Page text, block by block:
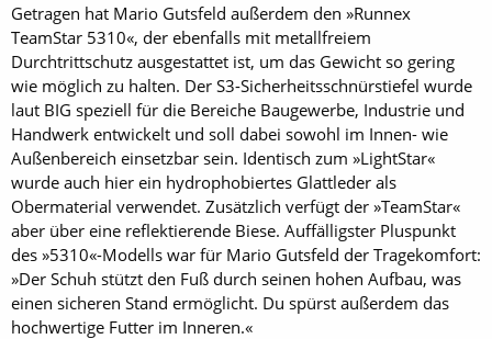
Getragen hat Mario Gutsfeld außerdem den »Runnex
TeamStar 5310«, der ebenfalls mit metallfreiem
Durchtrittschutz ausgestattet ist, um das Gewicht so gering
wie möglich zu halten. Der S3-Sicherheitsschnürstiefel wurde
laut BIG speziell für die Bereiche Baugewerbe, Industrie und
Handwerk entwickelt und soll dabei sowohl im Innen- wie
Außenbereich einsetzbar sein. Identisch zum »LightStar«
wurde auch hier ein hydrophobiertes Glattleder als
Obermaterial verwendet. Zusätzlich verfügt der »TeamStar«
aber über eine reflektierende Biese. Auffälligster Pluspunkt
des »5310«-Modells war für Mario Gutsfeld der Tragekomfort:
»Der Schuh stützt den Fuß durch seinen hohen Aufbau, was
einen sicheren Stand ermöglicht. Du spürst außerdem das
hochwertige Futter im Inneren.«